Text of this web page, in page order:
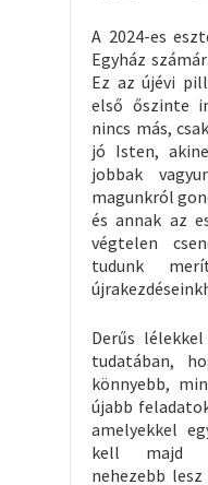
A 2024-es
Egyház
Ez az újévi
első őszinte
nincs más,
jó Isten,
jobbak
magunkról
és annak az
végtelen
tudunk
Derűs
tudatában,
könnyebb,
újabb
amelyekkel
kell majd
nehezebb